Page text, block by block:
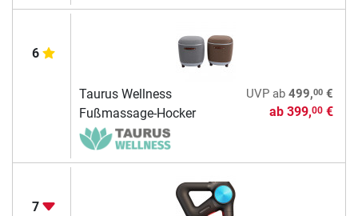
6
Taurus Wellness
Fußmassage-Hocker
UVPab 499,00€
ab 399,00€
7